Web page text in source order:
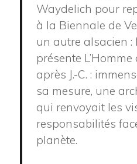
Waydelich pour
à la Biennale de
un autre alsacien :
présente
après J.-C. :
sa mesure, une
qui renvoyait les
responsabilités
planète.